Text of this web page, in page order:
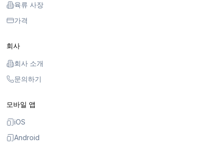
육류 사장
가격
회사
회사 소개
문의하기
모바일 앱
iOS
Android